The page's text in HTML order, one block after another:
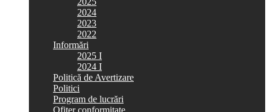
2024
2023
2022
Informări
2025 I
2024 I
Politică de Avertizare
Politici
Program de lucrări
Ofițer conformitate